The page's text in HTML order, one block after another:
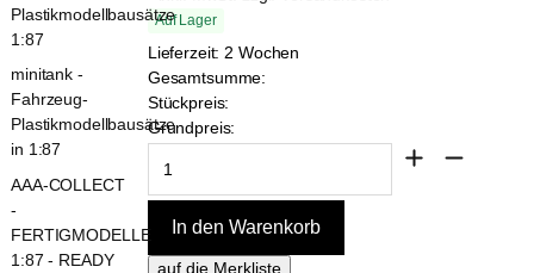
Auf Lager
Lieferzeit: 2 Wochen
Gesamtsumme:
Stückpreis:
Grundpreis:
Plastikmodellbausätze
1:87
minitank -
Fahrzeug-
Plastikmodellbausätze
in 1:87
AAA-COLLECT
-
FERTIGMODELLE
1:87 - READY